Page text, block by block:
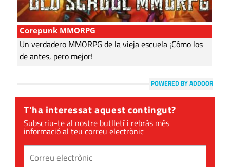
Corepunk MMORPG
Un verdadero MMORPG de la vieja escuela ¡Cómo los
de antes, pero mejor!
POWERED BY ADDOOR
T'ha interessat aquest contingut?
Subscriu-te al nostre butlletí i rebràs més
informació al teu correu electrònic